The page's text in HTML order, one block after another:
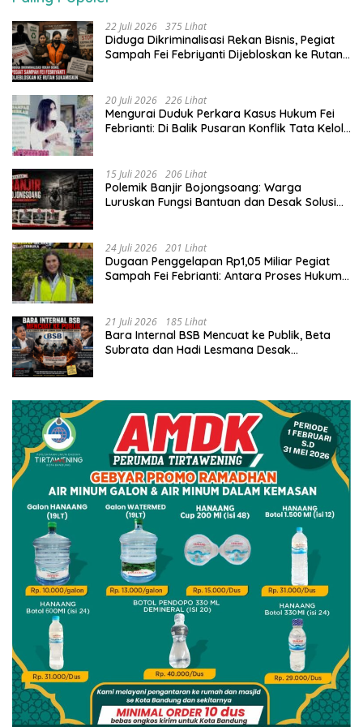
22 Juli 2026 375 Lihat
Diduga Dikriminalisasi Rekan Bisnis, Pegiat
Sampah Fei Febriyanti Dijebloskan ke Rutan
20 Juli 2026 226 Lihat
​Mengurai Duduk Perkara Kasus Hukum Fei
Febrianti: Di Balik Pusaran Konflik Tata Kelola
15 Juli 2026 206 Lihat
Polemik Banjir Bojongsoang: Warga
Luruskan Fungsi Bantuan dan Desak Solusi
24 Juli 2026 201 Lihat
Dugaan Penggelapan Rp1,05 Miliar Pegiat
Sampah Fei Febrianti: Antara Proses Hukum,
21 Juli 2026 185 Lihat
Bara Internal BSB Mencuat ke Publik, Beta
Subrata dan Hadi Lesmana Desak